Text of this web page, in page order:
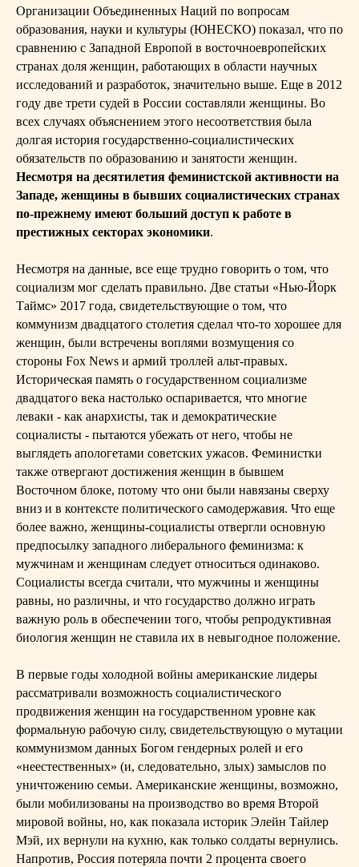
Организации Объединенных Наций по вопросам
образования, науки и культуры (ЮНЕСКО) показал, что по
сравнению с Западной Европой в восточноевропейских
странах доля женщин, работающих в области научных
исследований и разработок, значительно выше. Еще в 2012
году две трети судей в России составляли женщины. Во
всех случаях объяснением этого несоответствия была
долгая история государственно-социалистических
обязательств по образованию и занятости женщин.
Несмотря на десятилетия феминистской активности на
Западе, женщины в бывших социалистических странах
по-прежнему имеют больший доступ к работе в
престижных секторах экономики.
Несмотря на данные, все еще трудно говорить о том, что
социализм мог сделать правильно. Две статьи «Нью-Йорк
Таймс» 2017 года, свидетельствующие о том, что
коммунизм двадцатого столетия сделал что-то хорошее для
женщин, были встречены воплями возмущения со
стороны Fox News и армий троллей альт-правых.
Историческая память о государственном социализме
двадцатого века настолько оспаривается, что многие
леваки - как анархисты, так и демократические
социалисты - пытаются убежать от него, чтобы не
выглядеть апологетами советских ужасов. Феминистки
также отвергают достижения женщин в бывшем
Восточном блоке, потому что они были навязаны сверху
вниз и в контексте политического самодержавия. Что еще
более важно, женщины-социалисты отвергли основную
предпосылку западного либерального феминизма: к
мужчинам и женщинам следует относиться одинаково.
Социалисты всегда считали, что мужчины и женщины
равны, но различны, и что государство должно играть
важную роль в обеспечении того, чтобы репродуктивная
биология женщин не ставила их в невыгодное положение.
В первые годы холодной войны американские лидеры
рассматривали возможность социалистического
продвижения женщин на государственном уровне как
формальную рабочую силу, свидетельствующую о мутации
коммунизмом данных Богом гендерных ролей и его
«неестественных» (и, следовательно, злых) замыслов по
уничтожению семьи. Американские женщины, возможно,
были мобилизованы на производство во время Второй
мировой войны, но, как показала историк Элейн Тайлер
Мэй, их вернули на кухню, как только солдаты вернулись.
Напротив, Россия потеряла почти 2 процента своего